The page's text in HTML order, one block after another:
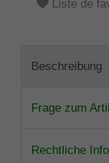
Liste de
Beschreibung
Frage zum
Rechtliche